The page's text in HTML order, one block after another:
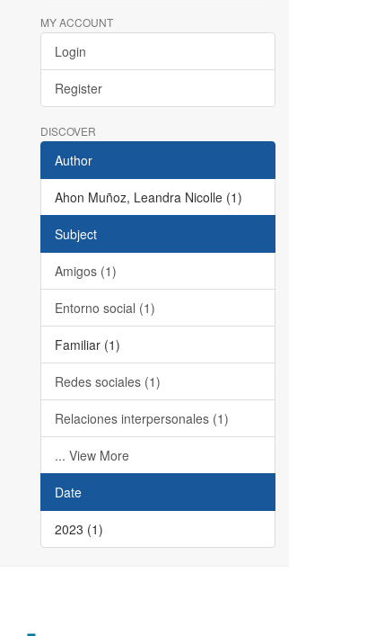
MY ACCOUNT
Login
Register
DISCOVER
Author
Ahon Muñoz, Leandra Nicolle (1)
Subject
Amigos (1)
Entorno social (1)
Familiar (1)
Redes sociales (1)
Relaciones interpersonales (1)
... View More
Date
2023 (1)